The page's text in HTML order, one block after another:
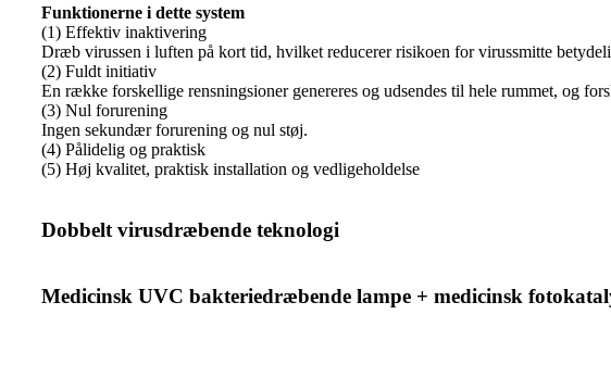
Funktionerne i dette system
(1) Effektiv inaktivering
Dræb virussen i luften på kort tid, hvilket reducerer risikoen for virussmitte
(2) Fuldt initiativ
En række forskellige rensningsioner genereres og udsendes til hele rummet, og
(3) Nul forurening
Ingen sekundær forurening og nul støj.
(4) Pålidelig og praktisk
(5) Høj kvalitet, praktisk installation og vedligeholdelse
Dobbelt virusdræbende teknologi
Medicinsk UVC bakteriedræbende lampe + medicinsk